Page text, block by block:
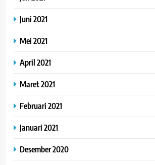
Juni 2021
Mei 2021
April 2021
Maret 2021
Februari 2021
Januari 2021
Desember 2020